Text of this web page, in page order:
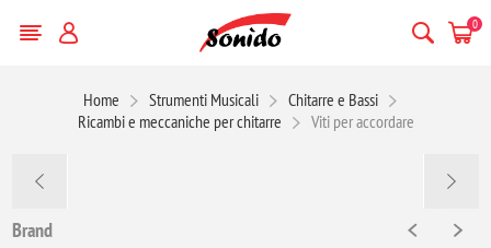
0
Home Strumenti Musicali
Chitarre e Bassi
Ricambi e meccaniche per chitarre
Viti per accordare
Brand